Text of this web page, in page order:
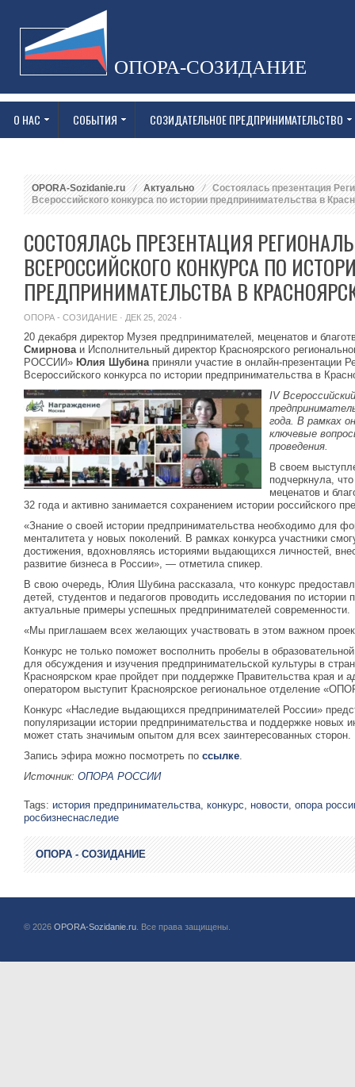
ОПОРА-СОЗИДАНИЕ
О НАС СОБЫТИЯ СОЗИДАТЕЛЬНОЕ ПРЕДПРИНИМАТЕЛЬСТВО
OPORA-Sozidanie.ru Актуально
Состоялась презентация
Всероссийского конкурса по истории предпринимательства в
СОСТОЯЛАСЬ ПРЕЗЕНТАЦИЯ
ВСЕРОССИЙСКОГО КОНКУРСА ПО
ПРЕДПРИНИМАТЕЛЬСТВА В
ОПОРА - СОЗИДАНИЕ · ДЕК 25, 2024 ·
20 декабря директор Музея предпринимателей, меценатов и
Смирнова и Исполнительный директор Красноярского
РОССИИ» Юлия Шубинаприняли участие в онлайн-презентации
Всероссийского конкурса по истории предпринимательства в
IV
года. В рамках
ключевые
проведения.
В своем
подчеркнула,
меценатов и
32 года и активно занимается сохранением истории российского
«Знание о своей истории предпринимательства необходимо для
менталитета у новых поколений. В рамках конкурса участники
достижения, вдохновляясь историями выдающихся личностей,
развитие бизнеса в России», — отметила спикер.
В свою очередь, Юлия Шубина рассказала, что конкурс
детей, студентов и педагогов проводить исследования по истории
актуальные примеры успешных предпринимателей современности.
«Мы приглашаем всех желающих участвовать в этом важном
Конкурс не только поможет восполнить пробелы в
для обсуждения и изучения предпринимательской культуры в
Красноярском крае пройдет при поддержке Правительства края и
оператором выступит Красноярское региональное отделение
Конкурс «Наследие выдающихся предпринимателей России»
популяризации истории предпринимательства и поддержке новых
может стать значимым опытом для всех заинтересованных сторон.
Запись эфира можно посмотреть по ссылке.
Источник: ОПОРА РОССИИ
Tags: история предпринимательства, конкурс, новости, опора
росбизнеснаследие
ОПОРА - СОЗИДАНИЕ
© 2026 OPORA-Sozidanie.ru . Все права защищены.